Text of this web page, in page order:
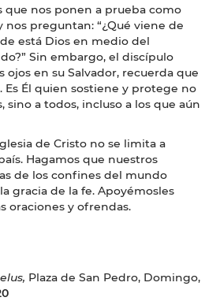
que nos ponen a prueba como
nos preguntan: “¿Qué viene de
está Dios en medio del
Sin embargo, el discípulo
ojos en su Salvador, recuerda que
Es Él quien sostiene y protege no
sino a todos, incluso a los que aún
de Cristo no se limita a
Hagamos que nuestros
de los confines del mundo
gracia de la fe. Apoyémosles
oraciones y ofrendas.
Plaza de San Pedro, Domingo,